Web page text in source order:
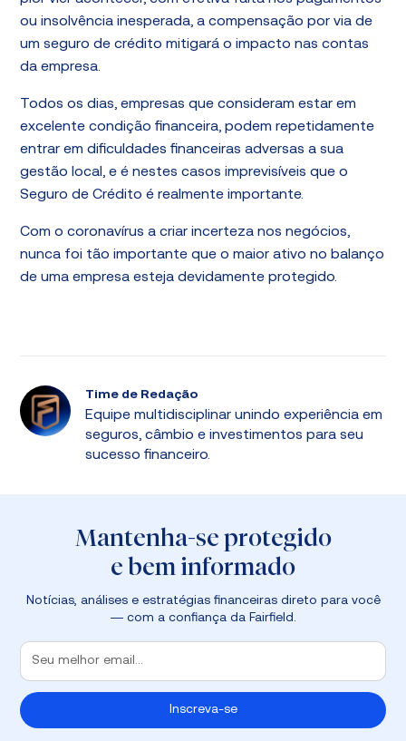
ou insolvência inesperada, a compensação por via de
um seguro de crédito mitigará o impacto nas contas
da empresa.
Todos os dias, empresas que consideram estar em
excelente condição financeira, podem repetidamente
entrar em dificuldades financeiras adversas a sua
gestão local, e é nestes casos imprevisíveis que o
Seguro de Crédito é realmente importante.
Com o coronavírus a criar incerteza nos negócios,
nunca foi tão importante que o maior ativo no balanço
de uma empresa esteja devidamente protegido.
Time de Redação
Equipe multidisciplinar unindo experiência em
seguros, câmbio e investimentos para seu
sucesso financeiro.
Mantenha-se protegido
e bem informado
Notícias, análises e estratégias financeiras direto para você
— com a confiança da Fairfield.